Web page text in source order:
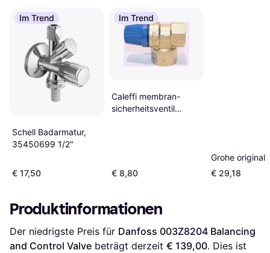
Im Trend
Schell Badarmatur,
35450699 1/2"
€ 17,50
Im Trend
Caleffi membran-
sicherheitsventil
€ 8,80
Grohe original
€ 29,18
Produktinformationen
Der niedrigste Preis für Danfoss 003Z8204 Balancing
and Control Valve beträgt derzeit € 139,00. Dies ist